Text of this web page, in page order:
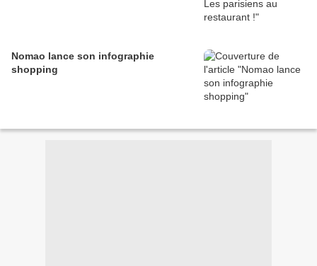
Nomao lance son infographie
shopping